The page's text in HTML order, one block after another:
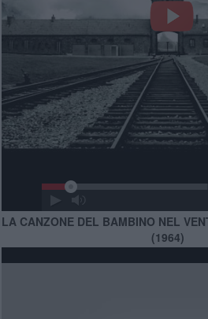
LA CANZONE DEL BAMBINO NEL
(1964)